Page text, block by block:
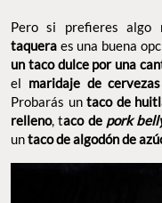
Pero si prefieres algo
taquera es una buena
un taco dulce por una
el maridaje de cervezas
Probarás untaco de
relleno, taco de pork
untaco de algodón de